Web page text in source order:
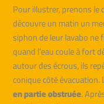
Pour illustrer, prenons le
découvre un matin un
siphon de leur lavabo
quand l’eau coule à fort
autour des écrous, ils
conique côté évacuation.
en partie obstruée.